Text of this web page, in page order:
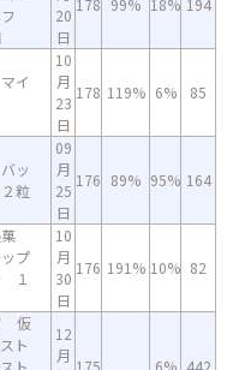
20
日
178 99% 18% 194
イ
10
月
23
日
178 119% 6% 85
ッ
粒
09
月
25
日
176 89% 95% 164
菓
プ
１
10
月
30
日
176 191% 10% 82
仮
ト
ト
12
月
175 6% 442